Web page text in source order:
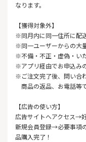
なります。
【獲得対象外】
※同月内に同一住所に配
※同一ユーザーからの大
※不備・不正・虚偽・い
※アプリ経由でお申込み
※ご注文完了後、問い合
商品の返品、お電話等
【広告の使い方】
広告サイトへアクセス→
新規会員登録→必要事
品購入完了！